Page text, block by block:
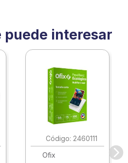
puede interesar
: 2460111
Ofix